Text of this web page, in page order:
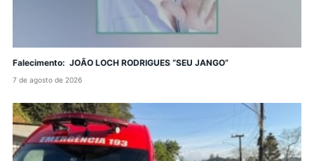
Falecimento: JOÃO LOCH RODRIGUES “SEU JANGO”
7 de agosto de 2026